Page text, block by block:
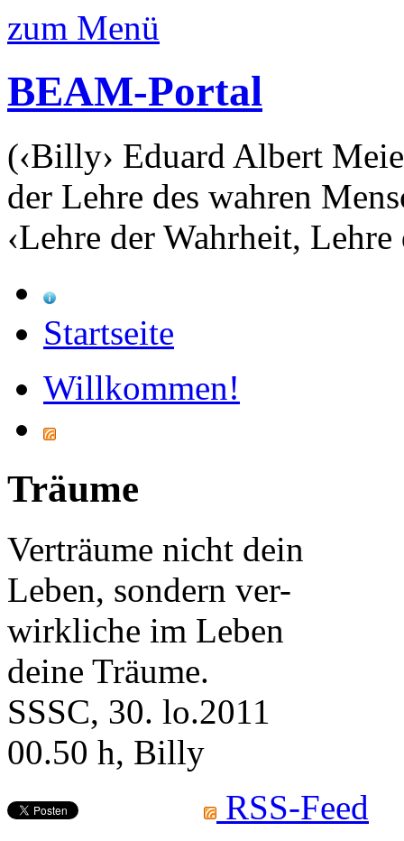
zum Menü
BEAM-Portal
(‹Billy› Eduard Albert
der Lehre des wahren
‹Lehre der Wahrheit, Lehre
Startseite
Willkommen!
Träume
Verträume nicht dein
Leben, sondern ver-
wirkliche im Leben
deine Träume.
SSSC, 30. lo.2011
00.50 h, Billy
RSS-Feed